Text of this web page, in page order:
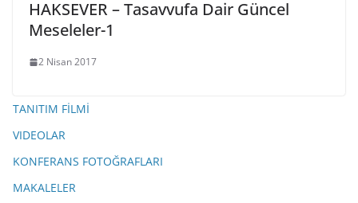
HAKSEVER – Tasavvufa Dair Güncel
Meseleler-1
2 Nisan 2017
TANITIM FİLMİ
VIDEOLAR
KONFERANS FOTOĞRAFLARI
MAKALELER